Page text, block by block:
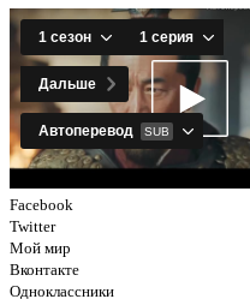
Facebook
Twitter
Мой мир
Вконтакте
Одноклассники